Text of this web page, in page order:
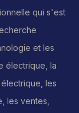
qui s'est
et les
électrique, la
les
les ventes,